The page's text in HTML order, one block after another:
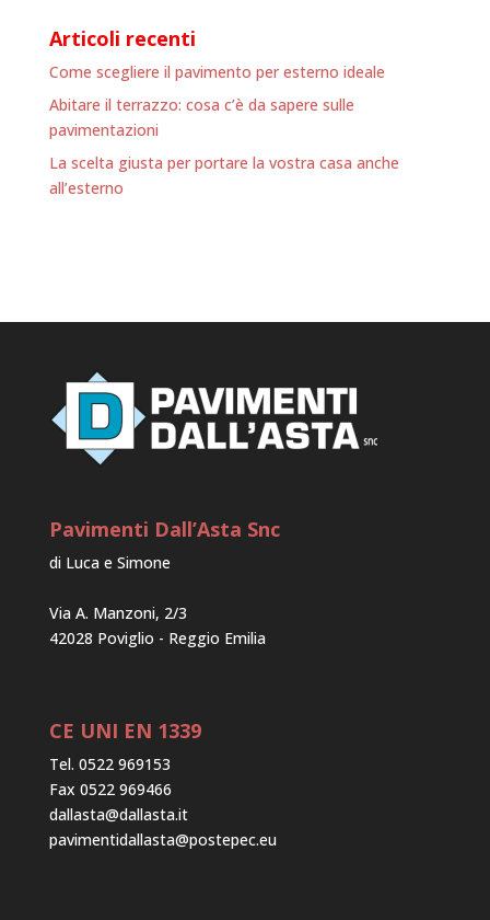
Articoli recenti
Come scegliere il pavimento per esterno ideale
Abitare il terrazzo: cosa c’è da sapere sulle
pavimentazioni
La scelta giusta per portare la vostra casa anche
all’esterno
Pavimenti Dall’Asta Snc
di Luca e Simone
Via A. Manzoni, 2/3
42028 Poviglio - Reggio Emilia
CE UNI EN 1339
Tel. 0522 969153
Fax 0522 969466
dallasta@dallasta.it
pavimentidallasta@postepec.eu